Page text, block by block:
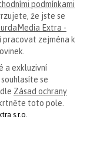
podmínkami
že jste se
Extra -
pracovat zejména k
a exkluzivní
se
Zásad ochrany
toto pole.
s.r.o.